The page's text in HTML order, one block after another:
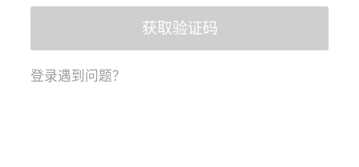
获取验证码
登录遇到问题？